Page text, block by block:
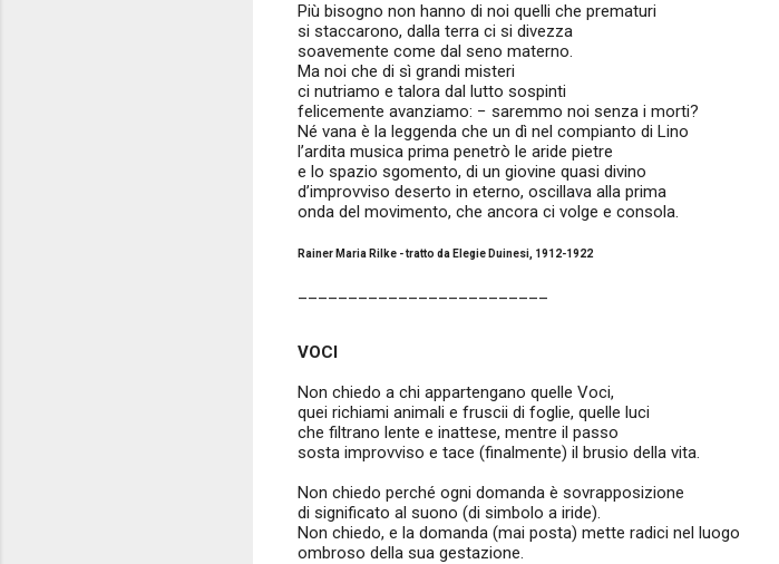
Più bisogno non hanno di noi quelli che prematuri
si staccarono, dalla terra ci si divezza
soavemente come dal seno materno.
Ma noi che di sì grandi misteri
ci nutriamo e talora dal lutto sospinti
felicemente avanziamo: − saremmo noi senza i morti?
Né vana è la leggenda che un dì nel compianto di Lino
l’ardita musica prima penetrò le aride pietre
e lo spazio sgomento, di un giovine quasi divino
d’improvviso deserto in eterno, oscillava alla prima
onda del movimento, che ancora ci volge e consola.
Rainer Maria Rilke - tratto da Elegie Duinesi, 1912-1922
VOCI
Non chiedo a chi appartengano quelle Voci,
quei richiami animali e fruscii di foglie, quelle luci
che filtrano lente e inattese, mentre il passo
sosta improvviso e tace (finalmente) il brusio della vita.
Non chiedo perché ogni domanda è sovrapposizione
di significato al suono (di simbolo a iride).
Non chiedo, e la domanda (mai posta) mette radici nel luogo
ombroso della sua gestazione.